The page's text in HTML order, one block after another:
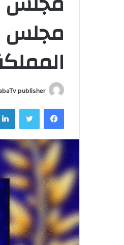
مجلس
publisher
فيسبوك